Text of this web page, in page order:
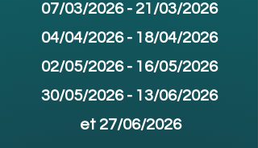
07/03/2026 - 21/03/2026
04/04/2026 - 18/04/2026
02/05/2026 - 16/05/2026
30/05/2026 - 13/06/2026
et 27/06/2026